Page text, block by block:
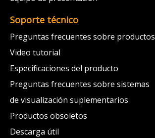
Soporte técnico
Preguntas frecuentes sobre productos
Video tutorial
Especificaciones del producto
Preguntas frecuentes sobre sistemas
de visualización suplementarios
Productos obsoletos
Descarga útil